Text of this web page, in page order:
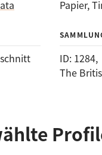
Papier,
ID: 1284,
The